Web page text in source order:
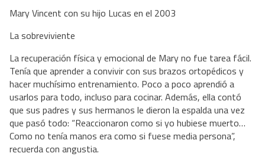
Mary Vincent con su hijo Lucas en el 2003
La sobreviviente
La recuperación física y emocional de Mary no fue tarea fácil.
Tenía que aprender a convivir con sus brazos ortopédicos y
hacer muchísimo entrenamiento. Poco a poco aprendió a
usarlos para todo, incluso para cocinar. Además, ella contó
que sus padres y sus hermanos le dieron la espalda una vez
que pasó todo: “Reaccionaron como si yo hubiese muerto…
Como no tenía manos era como si fuese media persona”,
recuerda con angustia.